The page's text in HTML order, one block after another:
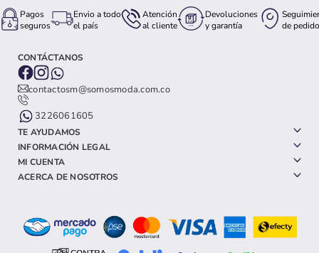
Pagos
seguros
Envio a todo
el país
Atención
al cliente
Devoluciones
y garantía
de pedido
CONTÁCTANOS
contactosm@somosmoda.com.co
3226061605
TE AYUDAMOS
INFORMACIÓN LEGAL
MI CUENTA
ACERCA DE NOSOTROS